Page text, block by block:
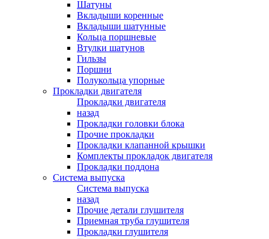
Шатуны
Вкладыши коренные
Вкладыши шатунные
Кольца поршневые
Втулки шатунов
Гильзы
Поршни
Полукольца упорные
Прокладки двигателя
Прокладки двигателя
назад
Прокладки головки блока
Прочие прокладки
Прокладки клапанной крышки
Комплекты прокладок двигателя
Прокладки поддона
Система выпуска
Система выпуска
назад
Прочие детали глушителя
Приемная труба глушителя
Прокладки глушителя